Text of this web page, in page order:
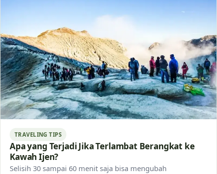
TRAVELING TIPS
Apa yang Terjadi Jika Terlambat Berangkat ke
Kawah Ijen?
Selisih 30 sampai 60 menit saja bisa mengubah